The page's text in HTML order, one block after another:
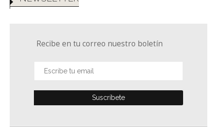
Recibe en tu correo nuestro boletín